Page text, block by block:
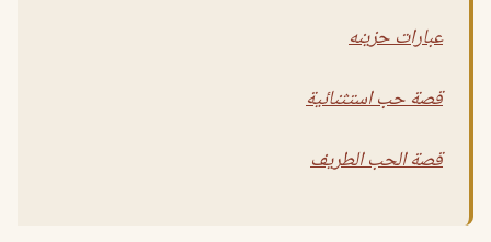
عبارات حزينه
قصة حب استثنائية
قصة الحب الطريف